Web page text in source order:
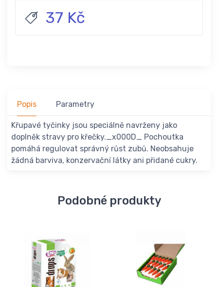
37 Kč
Popis Parametry
Křupavé tyčinky jsou speciálně navrženy jako
doplněk stravy pro křečky._x000D_ Pochoutka
pomáhá regulovat správný růst zubů. Neobsahuje
žádná barviva, konzervační látky ani přidané cukry.
Podobné produkty